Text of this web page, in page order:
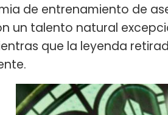
de entrenamiento de
un talento natural
que la leyenda